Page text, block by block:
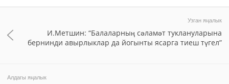
Узган яңалык
И.Метшин: “Балаларның сәламәт туклануларына
бернинди авырлыклар да йогынты ясарга тиеш түгел”
Алдагы яңалык